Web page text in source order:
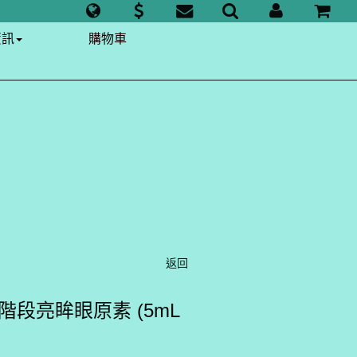
購物車
返回
段亮眸眼原素 (5mL